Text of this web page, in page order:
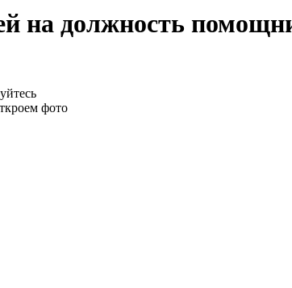
на должность
фото